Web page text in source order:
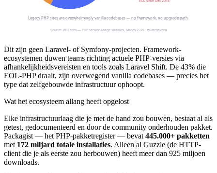
Dit zijn geen Laravel- of Symfony-projecten. Framework-
ecosystemen duwen teams richting actuele PHP-versies via
afhankelijkheidsvereisten en tools zoals Laravel Shift. De 43% die
EOL-PHP draait, zijn overwegend vanilla codebases — precies het
type dat zelfgebouwde infrastructuur ophoopt.
Wat het ecosysteem allang heeft opgelost
Elke infrastructuurlaag die je met de hand zou bouwen, bestaat al als
getest, gedocumenteerd en door de community onderhouden pakket.
Packagist — het PHP-pakketregister — bevat 445.000+ pakketten
met 172 miljard totale installaties. Alleen al Guzzle (de HTTP-
client die je als eerste zou herbouwen) heeft meer dan 925 miljoen
downloads.